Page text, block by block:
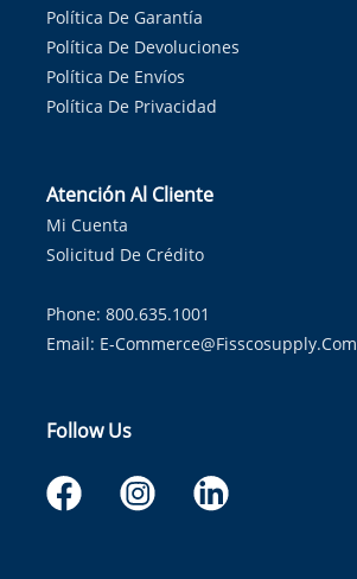
Política De Garantía
Política De Devoluciones
Política De Envíos
Política De Privacidad
Atención Al Cliente
Mi Cuenta
Solicitud De Crédito
Phone: 800.635.1001
Email: E-Commerce@fisscosupply.com
Follow Us